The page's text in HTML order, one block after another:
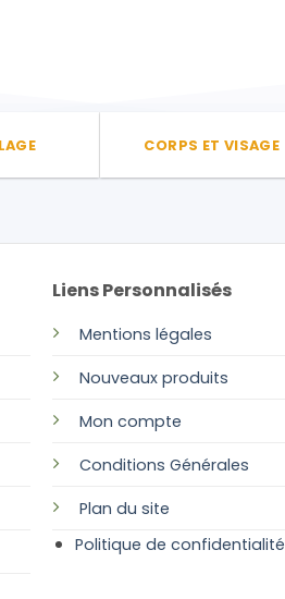
du
produit
CORPS ET VISAGE
Liens Personnalisés
Mentions légales
Nouveaux produits
Mon compte
Conditions Générales
Plan du site
Politique de confidentialité